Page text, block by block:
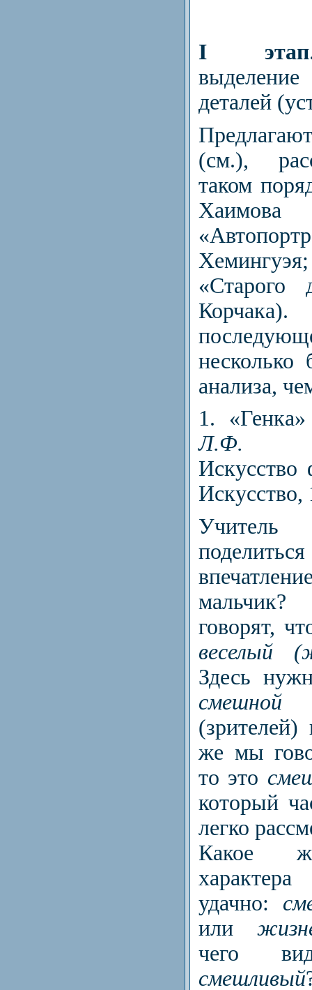
I этап
деталей
(см.),
таком
«Старого
несколько
анализа,
1.
Л.Ф.
Искусство
Искусство,
Учитель
говорят,
веселый
Здесь
смешной
(зрителей)
же мы
то это
который
легко
Какое
удачно:
или
чего
смешливый